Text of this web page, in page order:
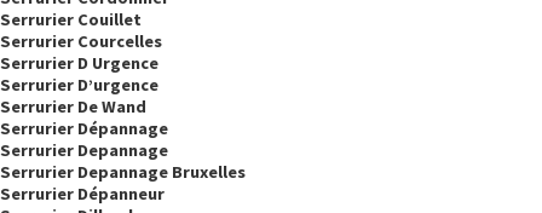
Serrurier Couillet
Serrurier Courcelles
Serrurier D Urgence
Serrurier D’urgence
Serrurier De Wand
Serrurier Dépannage
Serrurier Depannage
Serrurier Depannage Bruxelles
Serrurier Dépanneur